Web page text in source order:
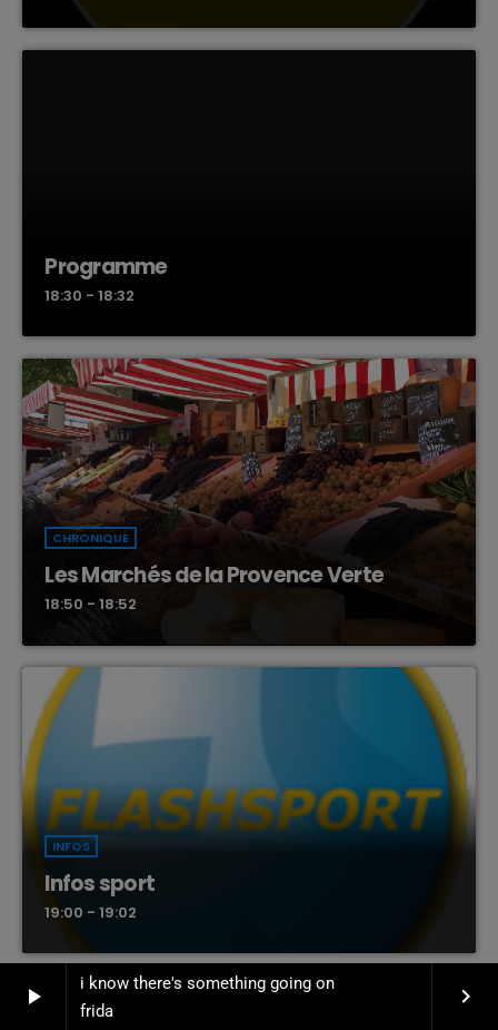
play_arrow
i know there's something going on
frida
keyboard_arrow_right
Programme
18:30 - 18:32
CHRONIQUE
Les Marchés de la Provence Verte
18:50 - 18:52
INFOS
Infos sport
19:00 - 19:02